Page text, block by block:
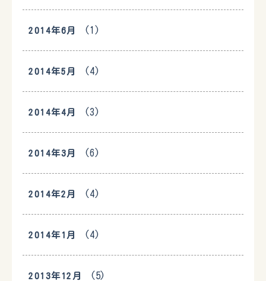
2014年6月 (1)
2014年5月 (4)
2014年4月 (3)
2014年3月 (6)
2014年2月 (4)
2014年1月 (4)
2013年12月 (5)